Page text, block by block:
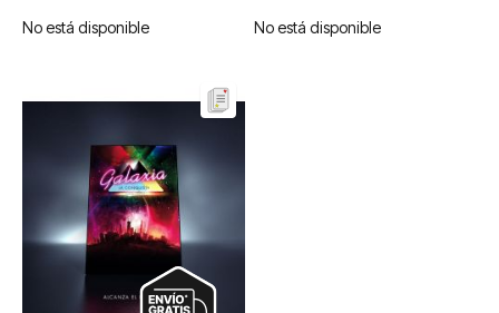
No está disponible No está disponible